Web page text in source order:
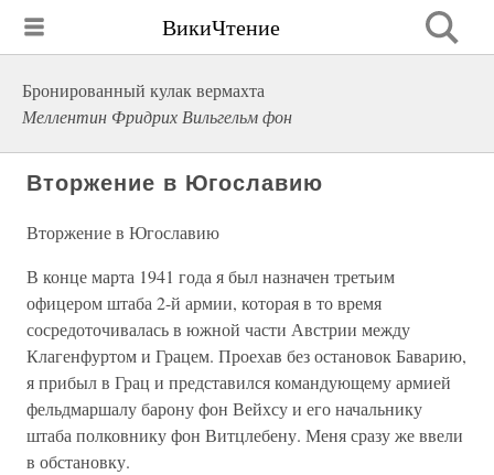
ВикиЧтение
Бронированный кулак вермахта
Меллентин Фридрих Вильгельм фон
Вторжение в Югославию
Вторжение в Югославию
В конце марта 1941 года я был назначен третьим
офицером штаба 2-й армии, которая в то время
сосредоточивалась в южной части Австрии между
Клагенфуртом и Грацем. Проехав без остановок Баварию,
я прибыл в Грац и представился командующему армией
фельдмаршалу барону фон Вейхсу и его начальнику
штаба полковнику фон Витцлебену. Меня сразу же ввели
в обстановку.